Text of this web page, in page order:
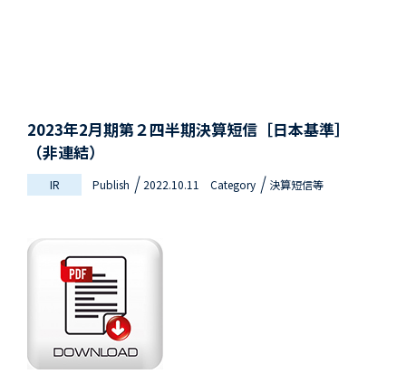
2023年2月期第２四半期決算短信［日本基準］
（非連結）
IR Publish 2022.10.11 Category 決算短信等